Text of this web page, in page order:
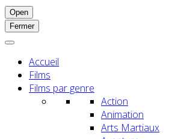
Open
Fermer
Accueil
Films
Films par genre
Action
Animation
Arts Martiaux